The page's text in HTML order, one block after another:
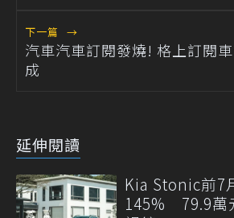
下一篇 →
汽車汽車訂閱發燒! 格上訂閱
成
延伸閱讀
Kia Stonic前7
145% 79.9萬